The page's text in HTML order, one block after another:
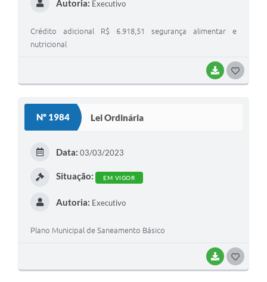
BAIXAR
Autoria: Executivo
Crédito adicional R$ 6.918,51 segurança alimentar e
nutricional
Nº 1984 Lei Ordinária
BAIXAR
Data: 03/03/2023
Situação: EM VIGOR
Autoria: Executivo
Plano Municipal de Saneamento Básico